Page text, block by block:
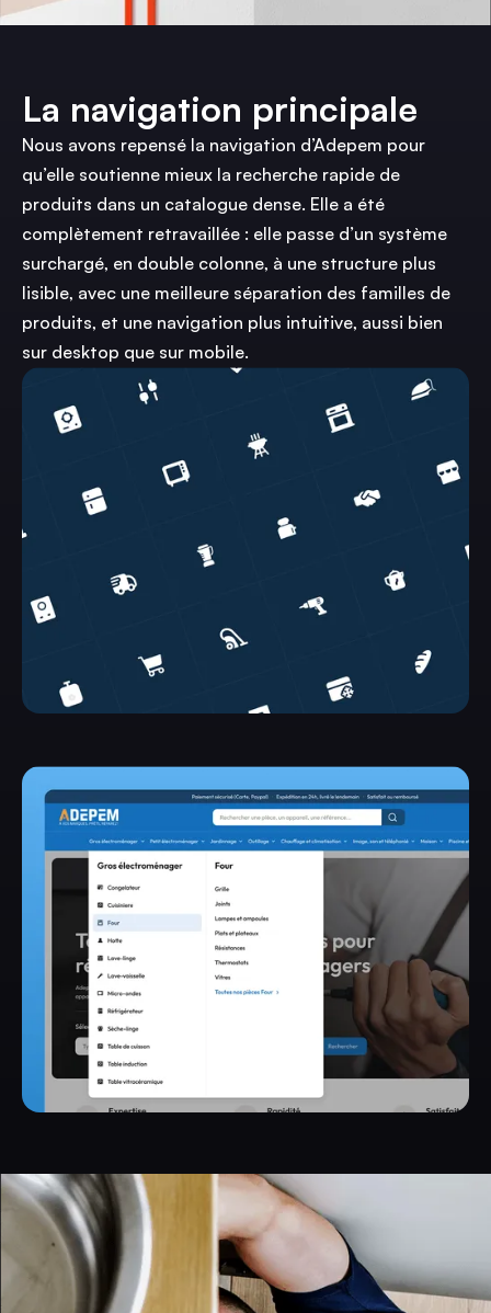
La navigation principale
Nous avons repensé la navigation d’Adepem pour
qu’elle soutienne mieux la recherche rapide de
produits dans un catalogue dense. Elle a été
complètement retravaillée : elle passe d’un système
surchargé, en double colonne, à une structure plus
lisible, avec une meilleure séparation des familles de
produits, et une navigation plus intuitive, aussi bien
sur desktop que sur mobile.